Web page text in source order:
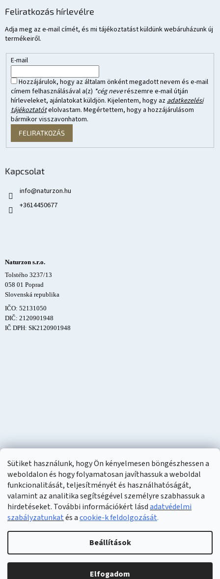
Sütiket használunk, hogy Ön kényelmesen böngészhessen a
weboldalon és hogy folyamatosan javíthassuk a weboldal
funkcionalitását, teljesítményét és használhatóságát,
valamint az analitika segítségével személyre szabhassuk a
hirdetéseket. További információkért lásdadatvédelmi
szabályzatunkatés acookie-k feldolgozását.
Beállítások
Elfogadom
Feliratkozás hírlevélre
Adja meg az e-mail címét, és mi tájékoztatást küldünk webáruházunk új
termékeiről.
E-mail
Hozzájárulok, hogy az általam önként megadott nevem és e-mail
címem felhasználásával a(z) *cég neverészemre e-mail útján
hírleveleket, ajánlatokat küldjön. Kijelentem, hogy azadatkezelési
tájékoztatótelolvastam. Megértettem, hogy a hozzájárulásom
bármikor visszavonhatom.
FELIRATKOZÁS
Kapcsolat
info@naturzon.hu
+3614450677
Naturzon s.r.o.
Tolstého 3237/13
058 01 Poprad
Slovenská republika
IČO: 52131050
DIČ: 2120901948
IČ DPH: SK2120901948
Shoptet készítette